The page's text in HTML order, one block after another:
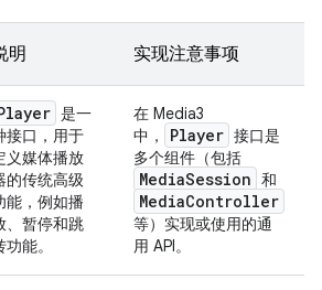
明 实现注意事项
是一
接口，用于
义媒体播放
的传统高级
能，例如播
、暂停和跳
功能。
在 Media3
中，
Player 接口是
多个组件（包括
MediaSession 和
MediaController
等）实现或使用的通
用 API。